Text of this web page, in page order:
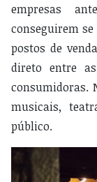
empresas
conseguirem
postos de
direto entre
consumidoras.
musicais,
público.